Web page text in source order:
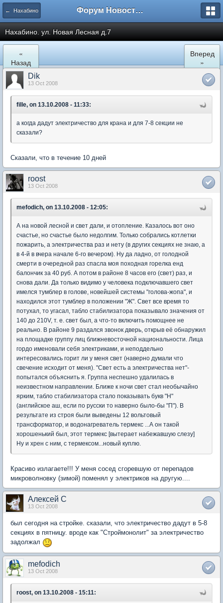
← Нахабино Форум Новостройки
Нахабино. ул. Новая Лесная д.7
«
Назад
Вперед
»
Dik
13 Oct 2008
fille, on 13.10.2008 - 11:33:
а когда дадут электричество для крана и для 7-8 секции не
сказали?
Сказали, что в течение 10 дней
roost
13 Oct 2008
mefodich, on 13.10.2008 - 12:05:
А на новой лесной и свет дали, и отопление. Казалось вот оно
счастье, но счастье было недолгим. Только собрались котлетки
пожарить, а электричества раз и нету (в других секциях не знаю, а
в 4-й в вчера начале 6-го вечером). Ну да ладно, от голодной
смерти в очередной раз спасла моя походная горелка енд
балончик за 40 руб. А потом в районе 8 часов его (свет) раз, и
снова дали. Да только видимо у человека подключавшего свет
имелся тумблер в голове, новейшей системы "голова-жопа", и
находился этот тумблер в положении "Ж". Свет все время то
потухал, то угасал, табло стабилизатора показывало значения от
140 до 210V, т. е. свет был, а что-то включить помощнее не
реально. В районе 9 раздался звонок дверь, открыв её обнаружил
на площадке группу лиц ближневосточной национальности. Лица
гордо именовали себя электриками, и неподдельно
интересовались горит ли у меня свет (наверно думали что
свечение исходит от меня). "Свет есть а электричества нет"-
попытался объяснить я. Группа неспешно удалилась в
неизвестном направлении. Ближе к ночи свет стал необычайно
ярким, табло стабилизатора стало показывать букв "Н"
(английское аш, если по русски то наверно было-бы "П"). В
результате из строя были выведены 12 вольтовый
трансформатор, и водонагреватель термекс ...А он такой
хорошенький был, этот термекс [вытерает набежавшую слезу]
Ну и хрен с ним, с термексом...новый куплю.
Красиво излагаете!!! У меня сосед сгоревшую от перепадов
микроволновку (зимой) поменял у электриков на другую....
Алексей C
13 Oct 2008
был сегодня на стройке. сказали, что электричество дадут в 5-8
секциях в пятницу. вроде как "Строймонолит" за электричество
задолжал
mefodich
13 Oct 2008
roost, on 13.10.2008 - 15:11: